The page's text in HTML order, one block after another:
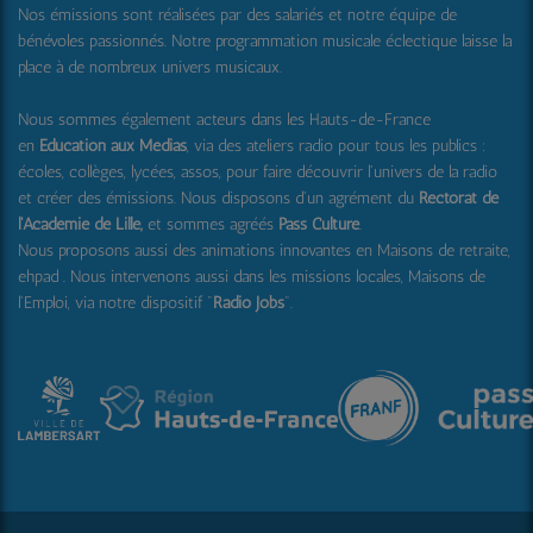
Nos émissions sont réalisées par des salariés et notre équipe de
bénévoles passionnés. Notre programmation musicale éclectique laisse la
place à de nombreux univers musicaux.
Nous sommes également acteurs dans les Hauts-de-France
en Education aux Médias, via des ateliers radio pour tous les publics :
écoles, collèges, lycées, assos, pour faire découvrir l'univers de la radio
et créer des émissions. Nous disposons d'un agrément du Rectorat de
l'Académie de Lille, et sommes agréés Pass Culture.
Nous proposons aussi des animations innovantes en Maisons de retraite,
ehpad . Nous intervenons aussi dans les missions locales, Maisons de
l'Emploi, via notre dispositif "Radio Jobs".